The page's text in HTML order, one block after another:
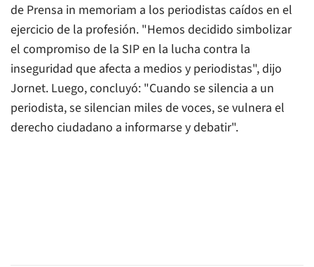
de Prensa in memoriam a los periodistas caídos en el
ejercicio de la profesión. "Hemos decidido simbolizar
el compromiso de la SIP en la lucha contra la
inseguridad que afecta a medios y periodistas", dijo
Jornet. Luego, concluyó: "Cuando se silencia a un
periodista, se silencian miles de voces, se vulnera el
derecho ciudadano a informarse y debatir".